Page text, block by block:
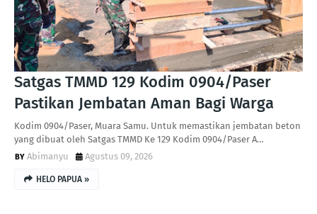
Satgas TMMD 129 Kodim 0904/Paser
Pastikan Jembatan Aman Bagi Warga
Kodim 0904/Paser, Muara Samu. Untuk memastikan jembatan beton
yang dibuat oleh Satgas TMMD Ke 129 Kodim 0904/Paser A…
Abimanyu
Agustus 09, 2026
HELO PAPUA »